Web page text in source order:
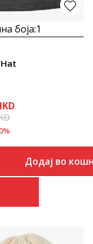
боја:1
%
Додај во